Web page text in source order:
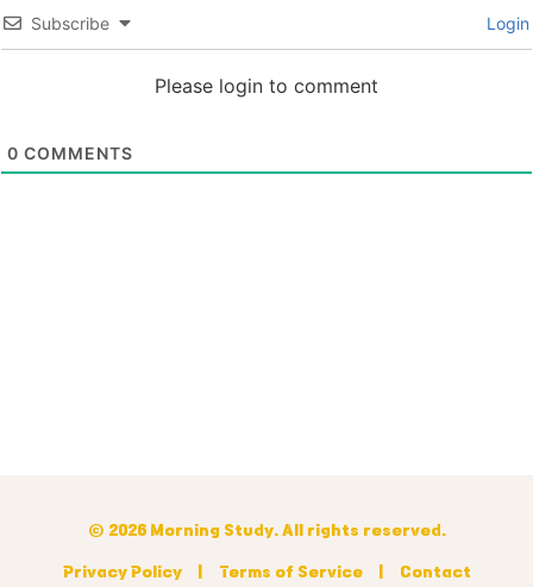
Subscribe Login
Please login to comment
0 COMMENTS
© 2026 Morning Study. All rights reserved.
Privacy Policy Terms of Service Contact